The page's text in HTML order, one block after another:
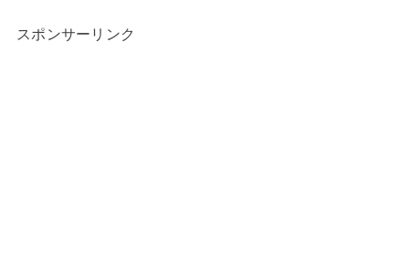
スポンサーリンク